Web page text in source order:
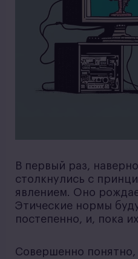
В первый раз,
столкнулись с
явлением. Оно
Этические нормы
постепенно, и, пока
Совершенно понятно,